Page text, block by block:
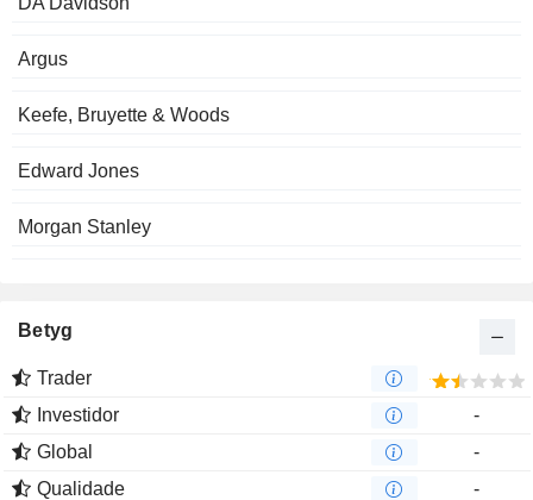
Argus
Keefe, Bruyette & Woods
Edward Jones
Morgan Stanley
Betyg
Trader
Investidor
-
Global
-
Qualidade
-